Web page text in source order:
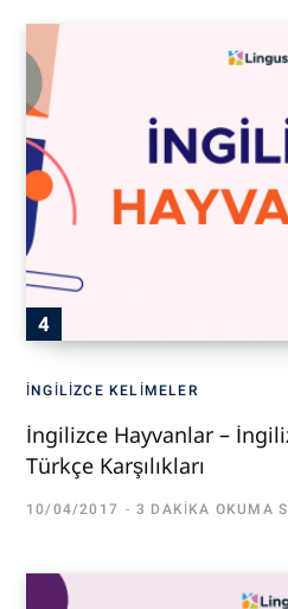
İNGILIZCE KELIMELER
İngilizce Hayvanlar –
Türkçe Karşılıkları
10/04/2017 3 DAKIKA OKUMA